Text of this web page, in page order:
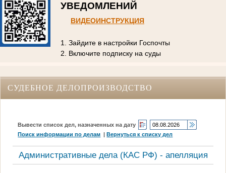
УВЕДОМЛЕНИЙ
ВИДЕОИНСТРУКЦИЯ
1. Зайдите в настройки Госпочты
2. Включите подписку на суды
СУДЕБНОЕ ДЕЛОПРОИЗВОДСТВО
Вывести список дел, назначенных на дату
Поиск информации по делам |Вернуться к списку дел
Административные дела (КАC РФ) - апелляция